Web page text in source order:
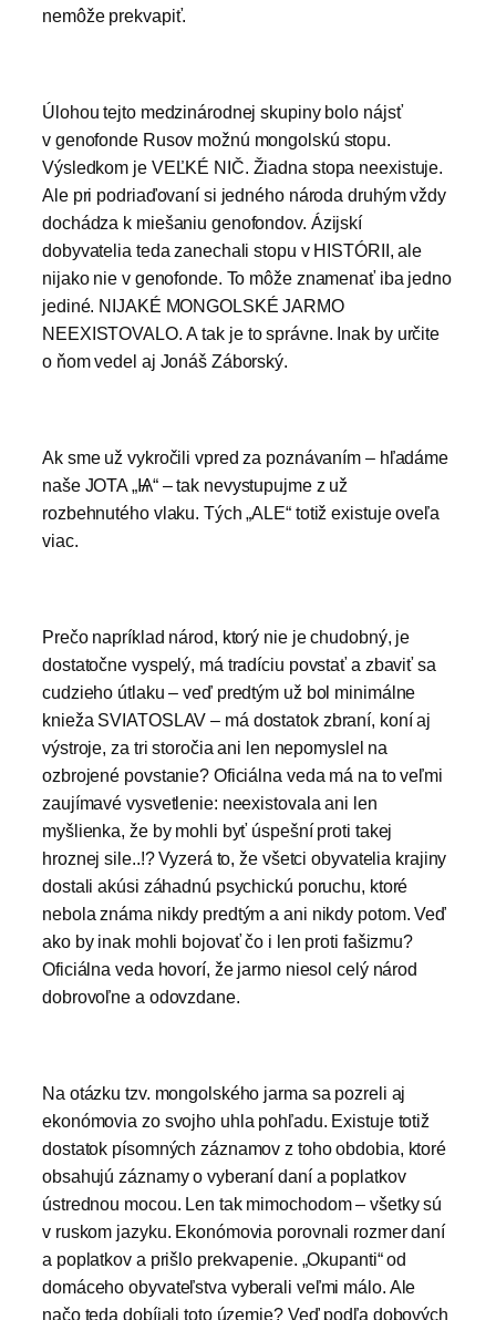
nemôže prekvapiť.
Úlohou tejto medzinárodnej skupiny bolo nájsť
v genofonde Rusov možnú mongolskú stopu.
Výsledkom je VEĽKÉ NIČ. Žiadna stopa neexistuje.
Ale pri podriaďovaní si jedného národa druhým vždy
dochádza k miešaniu genofondov. Ázijskí
dobyvatelia teda zanechali stopu v HISTÓRII, ale
nijako nie v genofonde. To môže znamenať iba jedno
jediné. NIJAKÉ MONGOLSKÉ JARMO
NEEXISTOVALO. A tak je to správne. Inak by určite
o ňom vedel aj Jonáš Záborský.
Ak sme už vykročili vpred za poznávaním – hľadáme
naše JOTA „Ѩ“ – tak nevystupujme z už
rozbehnutého vlaku. Tých „ALE“ totiž existuje oveľa
viac.
Prečo napríklad národ, ktorý nie je chudobný, je
dostatočne vyspelý, má tradíciu povstať a zbaviť sa
cudzieho útlaku – veď predtým už bol minimálne
knieža SVIATOSLAV – má dostatok zbraní, koní aj
výstroje, za tri storočia ani len nepomyslel na
ozbrojené povstanie? Oficiálna veda má na to veľmi
zaujímavé vysvetlenie: neexistovala ani len
myšlienka, že by mohli byť úspešní proti takej
hroznej sile..!? Vyzerá to, že všetci obyvatelia krajiny
dostali akúsi záhadnú psychickú poruchu, ktoré
nebola známa nikdy predtým a ani nikdy potom. Veď
ako by inak mohli bojovať čo i len proti fašizmu?
Oficiálna veda hovorí, že jarmo niesol celý národ
dobrovoľne a odovzdane.
Na otázku tzv. mongolského jarma sa pozreli aj
ekonómovia zo svojho uhla pohľadu. Existuje totiž
dostatok písomných záznamov z toho obdobia, ktoré
obsahujú záznamy o vyberaní daní a poplatkov
ústrednou mocou. Len tak mimochodom – všetky sú
v ruskom jazyku. Ekonómovia porovnali rozmer daní
a poplatkov a prišlo prekvapenie. „Okupanti“ od
domáceho obyvateľstva vyberali veľmi málo. Ale
načo teda dobíjali toto územie? Veď podľa dobových